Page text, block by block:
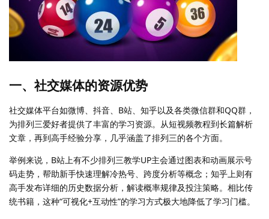
一、社交媒体的资源优势
社交媒体平台如微博、抖音、B站、知乎以及各类微信群和QQ群，
为排列三爱好者提供了丰富的学习资源。从短视频教程到长篇解析
文章，再到高手经验分享，几乎涵盖了排列三的各个方面。
举例来说，B站上有不少排列三教学UP主会通过图表和动画展示号
码走势，帮助新手快速理解冷热号、跨度分析等概念；知乎上则有
高手发布详细的历史数据分析，解读概率规律及投注策略。相比传
统书籍，这种“可视化+互动性”的学习方式极大地降低了学习门槛。